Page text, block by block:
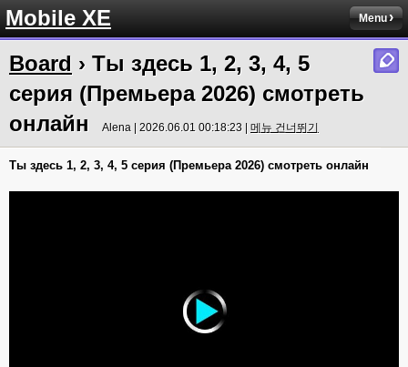
Mobile XE Menu
Board › Ты здесь 1, 2, 3, 4, 5
серия (Премьера 2026) смотреть
онлайн
Alena | 2026.06.01 00:18:23 | 메뉴 건너뛰기
Ты здесь 1, 2, 3, 4, 5 серия (Премьера 2026) смотреть онлайн